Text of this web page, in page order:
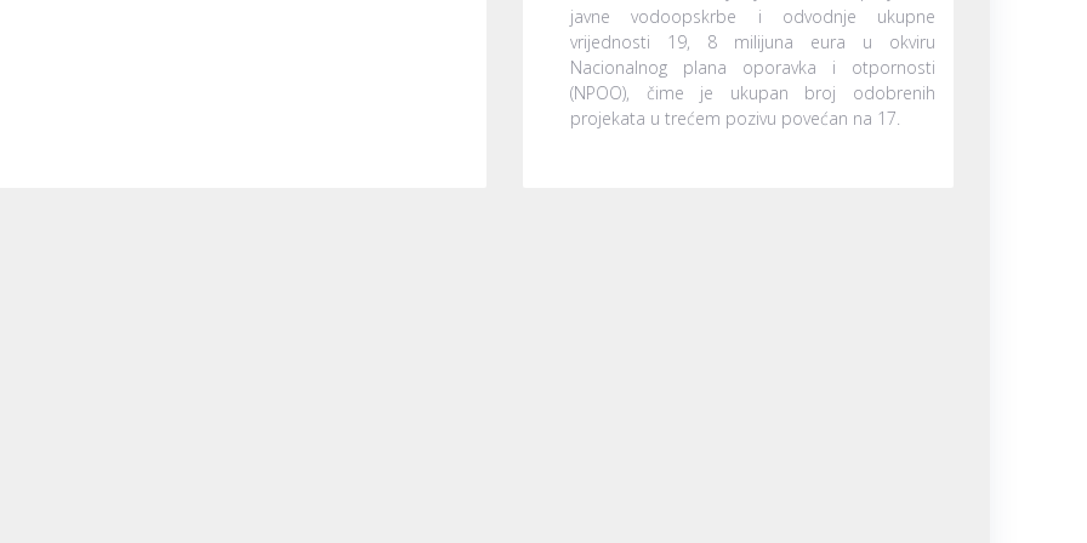
javne vodoopskrbe i odvodnje ukupne
vrijednosti 19, 8 milijuna eura u okviru
Nacionalnog plana oporavka i otpornosti
(NPOO), čime je ukupan broj odobrenih
projekata u trećem pozivu povećan na 17.